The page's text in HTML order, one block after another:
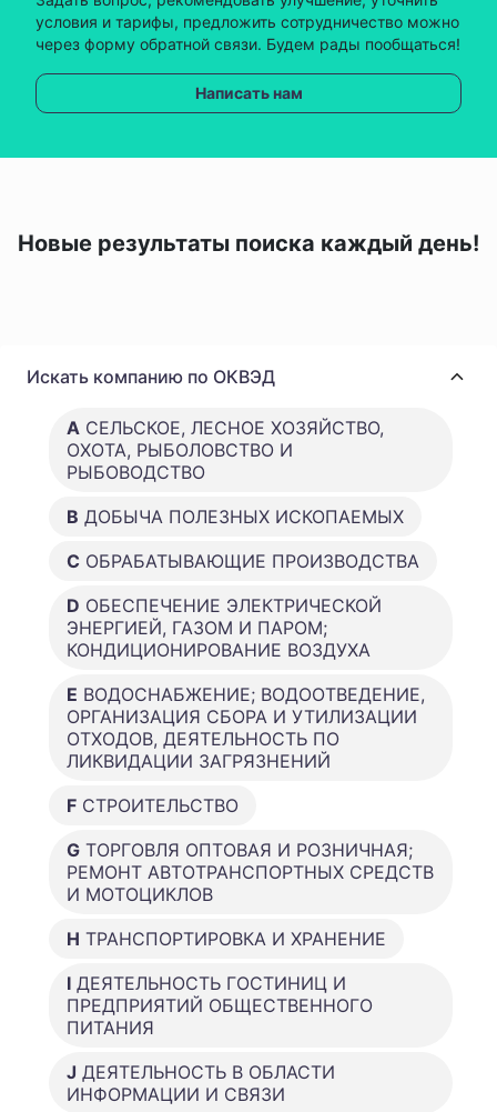
условия и тарифы, предложить сотрудничество можно
через форму обратной связи. Будем рады пообщаться!
Написать нам
Новые результаты поиска каждый день!
Искать компанию по ОКВЭД
A СЕЛЬСКОЕ, ЛЕСНОЕ ХОЗЯЙСТВО,
ОХОТА, РЫБОЛОВСТВО И
РЫБОВОДСТВО
B ДОБЫЧА ПОЛЕЗНЫХ ИСКОПАЕМЫХ
C ОБРАБАТЫВАЮЩИЕ ПРОИЗВОДСТВА
D ОБЕСПЕЧЕНИЕ ЭЛЕКТРИЧЕСКОЙ
ЭНЕРГИЕЙ, ГАЗОМ И ПАРОМ;
КОНДИЦИОНИРОВАНИЕ ВОЗДУХА
E ВОДОСНАБЖЕНИЕ; ВОДООТВЕДЕНИЕ,
ОРГАНИЗАЦИЯ СБОРА И УТИЛИЗАЦИИ
ОТХОДОВ, ДЕЯТЕЛЬНОСТЬ ПО
ЛИКВИДАЦИИ ЗАГРЯЗНЕНИЙ
F СТРОИТЕЛЬСТВО
G ТОРГОВЛЯ ОПТОВАЯ И РОЗНИЧНАЯ;
РЕМОНТ АВТОТРАНСПОРТНЫХ СРЕДСТВ
И МОТОЦИКЛОВ
H ТРАНСПОРТИРОВКА И ХРАНЕНИЕ
I ДЕЯТЕЛЬНОСТЬ ГОСТИНИЦ И
ПРЕДПРИЯТИЙ ОБЩЕСТВЕННОГО
ПИТАНИЯ
J ДЕЯТЕЛЬНОСТЬ В ОБЛАСТИ
ИНФОРМАЦИИ И СВЯЗИ